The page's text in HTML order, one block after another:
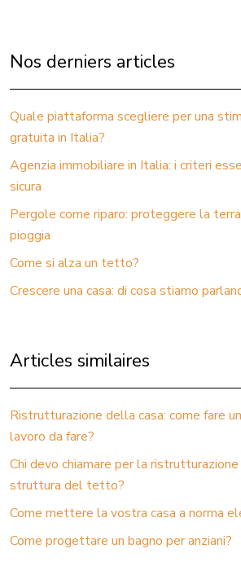
Nos derniers articles
Quale piattaforma scegliere per una
gratuita in Italia?
Agenzia immobiliare in Italia: i criteri
sicura
Pergole come riparo: proteggere la
pioggia
Come si alza un tetto?
Crescere una casa: di cosa stiamo
Articles similaires
Ristrutturazione della casa: come fare
lavoro da fare?
Chi devo chiamare per la ristrutturazione
struttura del tetto?
Come mettere la vostra casa a norma
Come progettare un bagno per anziani?